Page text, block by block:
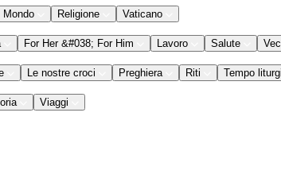
Mondo Religione Vaticano
For Her &#038; For Him Lavoro Salute
Le nostre croci Preghiera Riti Tempo
Viaggi